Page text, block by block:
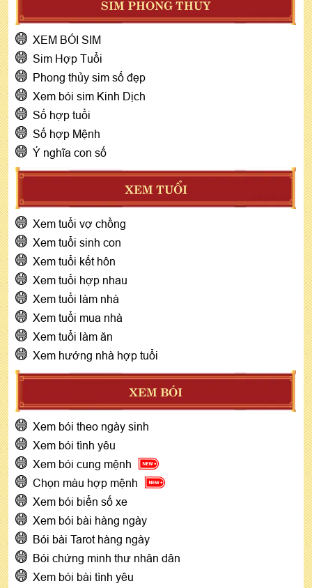
SIM PHONG THỦY
XEM BÓI SIM
Sim Hợp Tuổi
Phong thủy sim số đẹp
Xem bói sim Kinh Dịch
Số hợp tuổi
Số hợp Mệnh
Ý nghĩa con số
XEM TUỔI
Xem tuổi vợ chồng
Xem tuổi sinh con
Xem tuổi kết hôn
Xem tuổi hợp nhau
Xem tuổi làm nhà
Xem tuổi mua nhà
Xem tuổi làm ăn
Xem hướng nhà hợp tuổi
XEM BÓI
Xem bói theo ngày sinh
Xem bói tình yêu
Xem bói cung mệnh
Chọn màu hợp mệnh
Xem bói biển số xe
Xem bói bài hàng ngày
Bói bài Tarot hàng ngày
Bói chứng minh thư nhân dân
Xem bói bài tình yêu